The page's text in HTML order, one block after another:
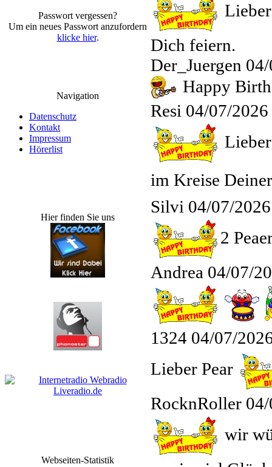
Passwort vergessen?
Um ein neues Passwort anzufordern
klicke hier.
Navigation
Datenschutz
Kontakt
Impressum
Hörerlist
Hier finden Sie uns
Webseiten-Statistik
Dich feiern.
Der_Juergen
Happy
Resi 04/07/
im Kreise
Silvi 04/07/
2
Andrea 04/07/
1324 04/07/
Lieber Pear
RocknRoller
wir